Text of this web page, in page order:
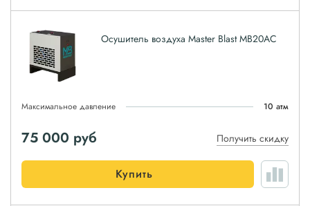
Осушитель воздуха Master Blast MB20AC
Максимальное давление 10 атм
75 000 руб Получить скидку
Купить